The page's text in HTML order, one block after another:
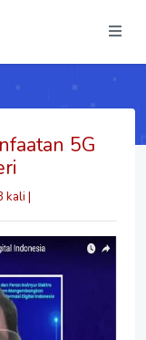
5G
kali |